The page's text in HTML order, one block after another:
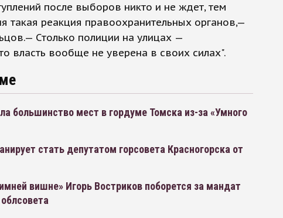
после выборов никто и не ждет, тем
такая реакция правоохранительных органов,—
Столько полиции на улицах —
власть вообще не уверена в своих силах".
большинство мест в гордуме Томска из-за «Умного
стать депутатом горсовета Красногорска от
вишне» Игорь Востриков поборется за мандат